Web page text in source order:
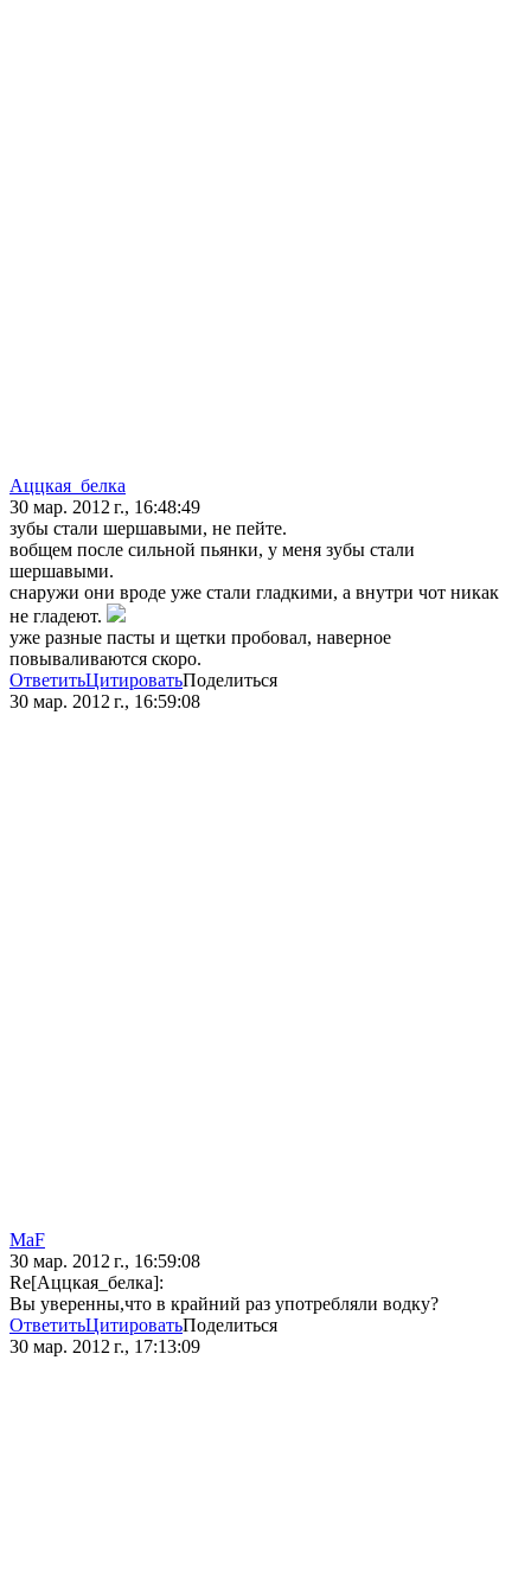
Аццкая_белка
30 мар. 2012 г., 16:48:49
зубы стали шершавыми, не пейте.
вобщем после сильной пьянки, у меня зубы стали
шершавыми.
снаружи они вроде уже стали гладкими, а внутри чот никак
не гладеют.
уже разные пасты и щетки пробовал, наверное
повываливаются скоро.
ОтветитьЦитироватьПоделиться
30 мар. 2012 г., 16:59:08
MaF
30 мар. 2012 г., 16:59:08
Re[Аццкая_белка]:
Вы уверенны,что в крайний раз употребляли водку?
ОтветитьЦитироватьПоделиться
30 мар. 2012 г., 17:13:09